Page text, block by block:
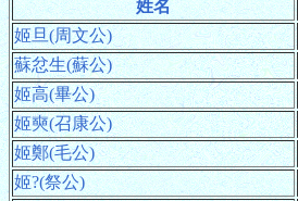
姓名
姬旦(周文公)
蘇忿生(蘇公)
姬高(畢公)
姬奭(召康公)
姬鄭(毛公)
姬?(祭公)